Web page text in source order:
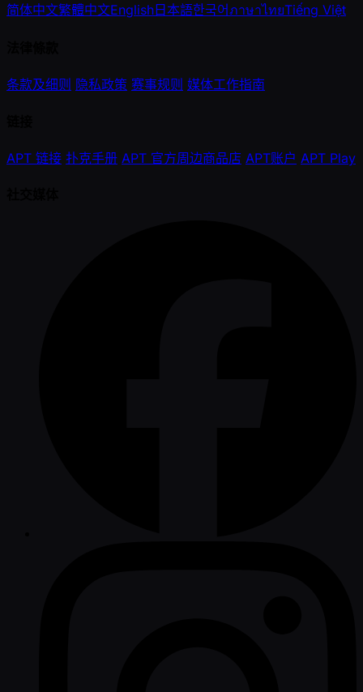
简体中文繁體中文English日本語한국어ภาษาไทยTiếng Việt
条款及细则 隐私政策 赛事规则 媒体工作指南
APT 链接 扑克手册 APT 官方周边商品店 APT账户 APT Play